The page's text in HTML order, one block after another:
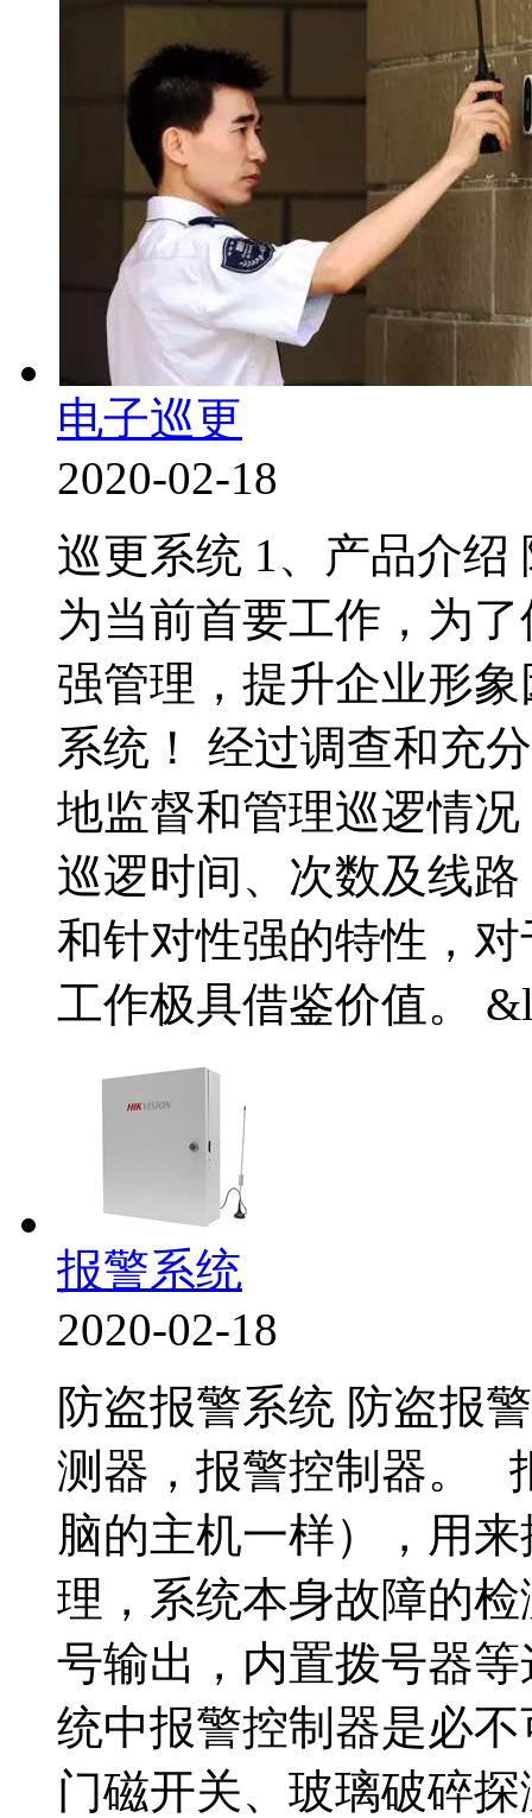
电子巡更
2020-02-18
巡更系统 1、产品介绍
为当前首要工作，为
强管理，提升企业形
系统！ 经过调查和充
地监督和管理巡逻情
巡逻时间、次数及线
和针对性强的特性，
工作极具借鉴价值。
报警系统
2020-02-18
防盗报警系统 防盗报
测器，报警控制器。
脑的主机一样），用
理，系统本身故障的
号输出，内置拨号器
统中报警控制器是必
门磁开关、玻璃破碎